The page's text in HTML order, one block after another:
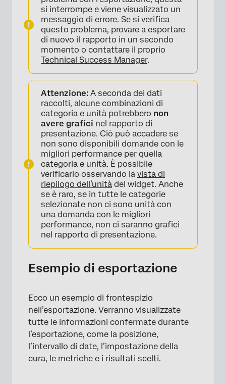
×
×
si interrompe e viene visualizzato un
messaggio di errore. Se si verifica
questo problema, provare a esportare
di nuovo il rapporto in un secondo
momento o contattare il proprio
Technical Success Manager.
Attenzione: A seconda dei dati
raccolti, alcune combinazioni di
categoria e unità potrebbero non
avere grafici nel rapporto di
presentazione. Ciò può accadere se
non sono disponibili domande con le
migliori performance per quella
categoria e unità. È possibile
verificarlo osservando la vista di
riepilogo dell’unità del widget. Anche
se è raro, se in tutte le categorie
selezionate non ci sono unità con
una domanda con le migliori
performance, non ci saranno grafici
nel rapporto di presentazione.
Esempio di esportazione
Ecco un esempio di frontespizio
nell’esportazione. Verranno visualizzate
tutte le informazioni confermate durante
l’esportazione, come la posizione,
l’intervallo di date, l’impostazione della
cura, le metriche e i risultati scelti.